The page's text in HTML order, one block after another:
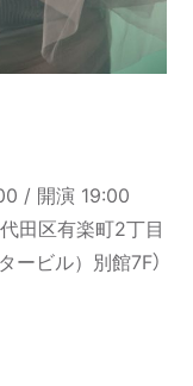
/ 開演 19:00
田区有楽町2丁目
ービル）別館7F）